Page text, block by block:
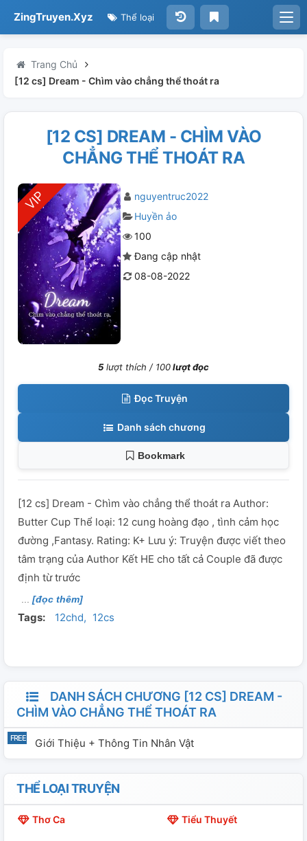
ZingTruyen.Xyz Thể loại
Trang Chủ
[12 cs] Dream - Chìm vào chẳng thể thoát ra
[12 CS] DREAM - CHÌM VÀO
CHẲNG THỂ THOÁT RA
nguyentruc2022
Huyền ảo
100
Đang cập nhật
08-08-2022
5 lượt thích / 100lượt đọc
Đọc Truyện
Danh sách chương
Bookmark
[12 cs] Dream - Chìm vào chẳng thể thoát ra Author:
Butter Cup Thể loại: 12 cung hoàng đạo , tình cảm học
đường ,Fantasy. Rating: K+ Lưu ý: Truyện được viết theo
tâm trạng của Author Kết HE cho tất cả Couple đã được
định từ trước
[đọc thêm]
Tags: 12chd 12cs
DANH SÁCH CHƯƠNG [12 CS] DREAM -
CHÌM VÀO CHẲNG THỂ THOÁT RA
Giới Thiệu + Thông Tin Nhân Vật
THỂ LOẠI TRUYỆN
Thơ Ca Tiểu Thuyết